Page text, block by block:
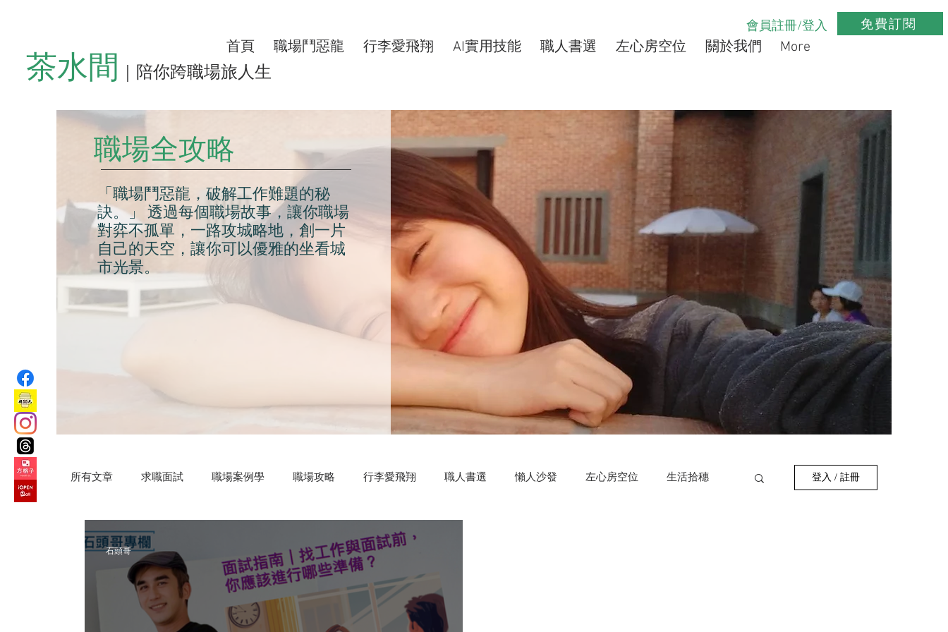
茶水間 ｜陪你跨職場旅人生
會員註冊/登入 免費訂閱
首頁 職場鬥惡龍 行李愛飛翔 AI實用技能 職人書選 左心房空位 關於我們 More
職場全攻略
「職場鬥惡龍，破解工作難題的秘
訣。」 透過每個職場故事，讓你職場
對弈不孤單，一路攻城略地，創一片
自己的天空，讓你可以優雅的坐看城
市光景。
所有文章 求職面試 職場案例學 職場攻略 行李愛飛翔 職人書選 懶人沙發 左心房空位 生活拾穗
汗水交響曲 好康分享
Practical AI skills 新竹旅遊
登入 / 註冊
石頭哥